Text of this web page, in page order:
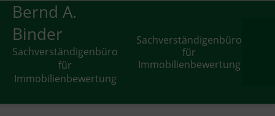
Bernd A.
Binder
Sachverständigenbüro
für
Immobilienbewertung
Sachverständigenbüro
für
Immobilienbewertung